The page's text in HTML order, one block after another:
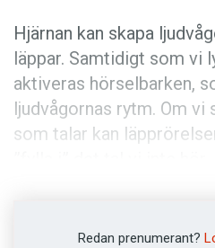
Hjärnan kan skapa
läppar. Samtidigt som vi
aktiveras hörselbarken,
ljudvågornas rytm. Om
som talar kan
använt magnetkamera
Redan prenumerant?